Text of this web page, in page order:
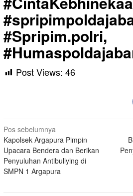
#Spripim.polri,
Post Views: 46
Navigasi
pos
Pos sebelumnya
Kapolsek Argapura Pimpin
Upacara Bendera dan Berikan
Penyuluhan Antibullying di
SMPN 1 Argapura